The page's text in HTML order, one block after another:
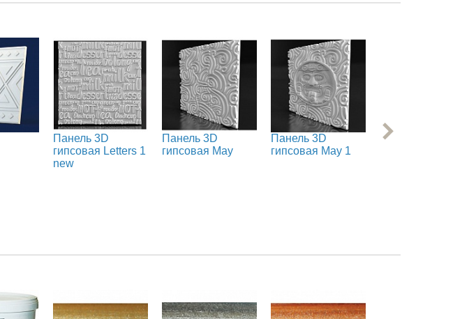
Панель 3D
гипсовая Letters 1
new
Панель 3D
гипсовая May
Панель 3D
гипсовая May 1
Панель 3D